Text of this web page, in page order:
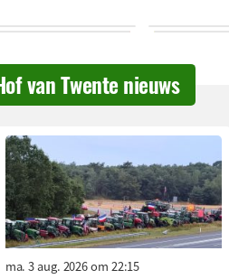
van Twente nieuws
ma. 3 aug. 2026 om 22:15